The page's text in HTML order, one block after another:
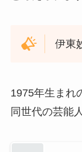
伊東
1975年生まれ
同世代の芸能